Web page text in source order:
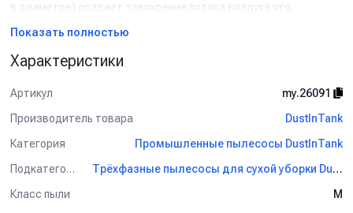
в диаметре) создает завихрение потока воздуха что
материалов, оставляя для фильтрации только мелкую пыль,
жидкость можно собирать (в пределах объема бака) без
необходимости замены или извлечения фильтра.
Конструкция пылесоса выполнена в металле.
Все детали защищены от коррозии высокопрочным
лакокрасочным покрытием.
изящный ящик для размещения аксессуаров.
Показать полностью
Характеристики
Артикул
my.26091
Производитель товара
DustInTank
Категория
Промышленные пылесосы DustInTank
Подкатегория
Трёхфазные пылесосы для сухой уборки DustInTank
Класс пыли
М